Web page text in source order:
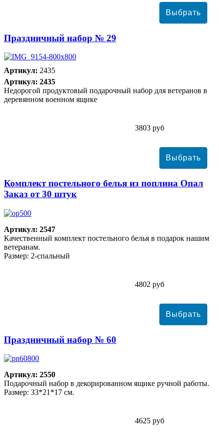
Праздничный набор № 29
Артикул: 2435
Артикул: 2435
Недорогой продуктовый подарочный набор для ветеранов в
деревянном военном ящике
3803 руб
Комплект постельного белья из поплина Опал
Заказ от 30 штук
Артикул: 2547
Качественный комплект постельного белья в подарок нашим
ветеранам.
Размер: 2-спальный
4802 руб
Праздничный набор № 60
Артикул: 2550
Подарочный набор в декорированном ящике ручной работы.
Размер: 33*21*17 см.
4625 руб